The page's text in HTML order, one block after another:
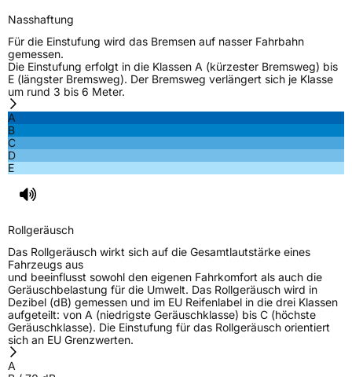
Nasshaftung
Für die Einstufung wird das Bremsen auf nasser Fahrbahn
gemessen.
Die Einstufung erfolgt in die Klassen A (kürzester Bremsweg) bis
E (längster Bremsweg). Der Bremsweg verlängert sich je Klasse
um rund 3 bis 6 Meter.
A
B
C
D
E
Rollgeräusch
Das Rollgeräusch wirkt sich auf die Gesamtlautstärke eines
Fahrzeugs aus
und beeinflusst sowohl den eigenen Fahrkomfort als auch die
Geräuschbelastung für die Umwelt. Das Rollgeräusch wird in
Dezibel (dB) gemessen und im EU Reifenlabel in die drei Klassen
aufgeteilt: von A (niedrigste Geräuschklasse) bis C (höchste
Geräuschklasse). Die Einstufung für das Rollgeräusch orientiert
sich an EU Grenzwerten.
A